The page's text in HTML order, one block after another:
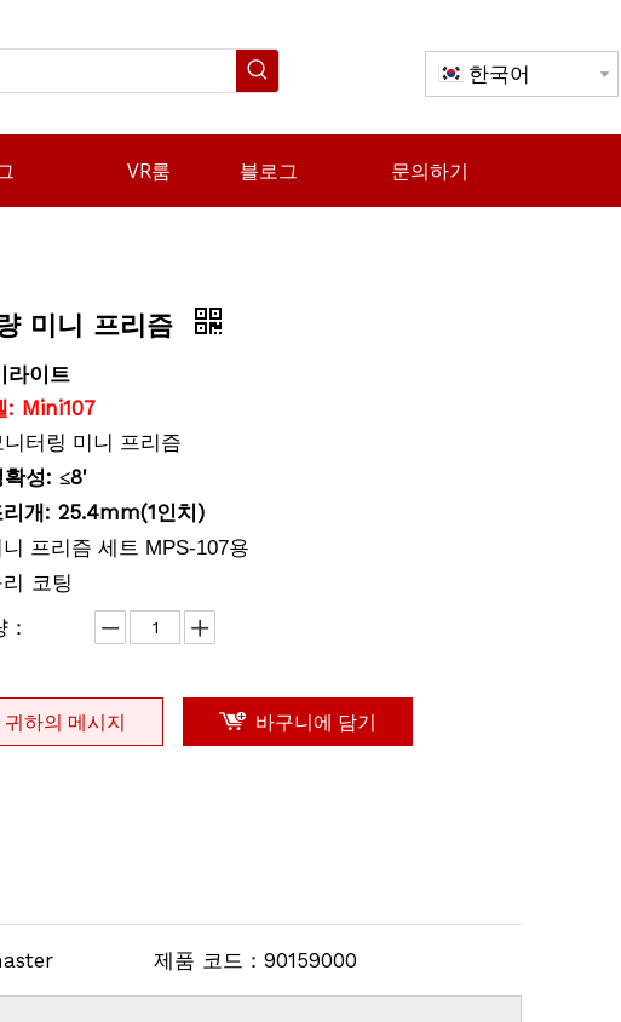
한국어
VR룸 블로그 문의하기
미니 프리즘
라이트
: Mini107
니터링 미니 프리즘
확성: ≤8'
리개: 25.4mm(1인치)
니 프리즘 세트 MPS-107용
리 코팅
귀하의 메시지 바구니에 담기
제품 코드： 90159000